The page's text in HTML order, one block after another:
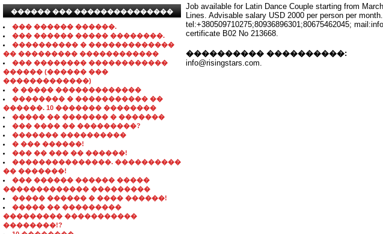
������ ��� ���������������
��� ������ ������.
��� ������ ����� ��������.
���������� � �������������
�� ��������� ������������
��� �������� ������������
������ (������ ���
�������������)
� ����� �������������
�������� � ����������� ��
������. 10 ������� ��������
����� �� ������� � �������
��� ���� �� ���������?
������� ����������
� ��� ������!
��� �� ��� �� ������!
���������������. ����������
�� �������!
��� ������ ������ �����
������������� ���������
����� ������ � ���� ������!
����� �� ���������
��������� �����������
��������!?
Job available for Latin Dance Couple starting from
Lines. Advisable salary USD 2000 per person per
tel:+380509710275;80936896301;80675462045;
certificate B02 No 213668.
���������� ����������:
info@risingstars.com.